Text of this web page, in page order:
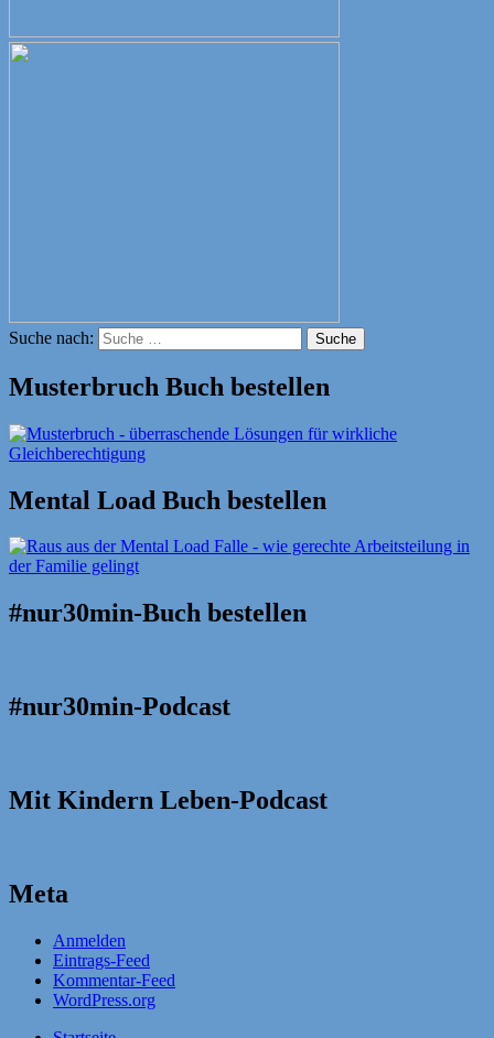
Suche nach: Suche
Musterbruch Buch bestellen
Mental Load Buch bestellen
#nur30min-Buch bestellen
#nur30min-Podcast
Mit Kindern Leben-Podcast
Meta
Anmelden
Eintrags-Feed
Kommentar-Feed
WordPress.org